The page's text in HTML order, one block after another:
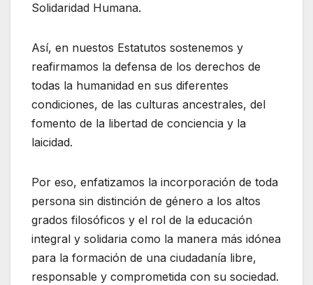
Solidaridad Humana.
Así, en nuestos Estatutos sostenemos y
reafirmamos la defensa de los derechos de
todas la humanidad en sus diferentes
condiciones, de las culturas ancestrales, del
fomento de la libertad de conciencia y la
laicidad.
Por eso, enfatizamos la incorporación de toda
persona sin distinción de género a los altos
grados filosóficos y el rol de la educación
integral y solidaria como la manera más idónea
para la formación de una ciudadanía libre,
responsable y comprometida con su sociedad.